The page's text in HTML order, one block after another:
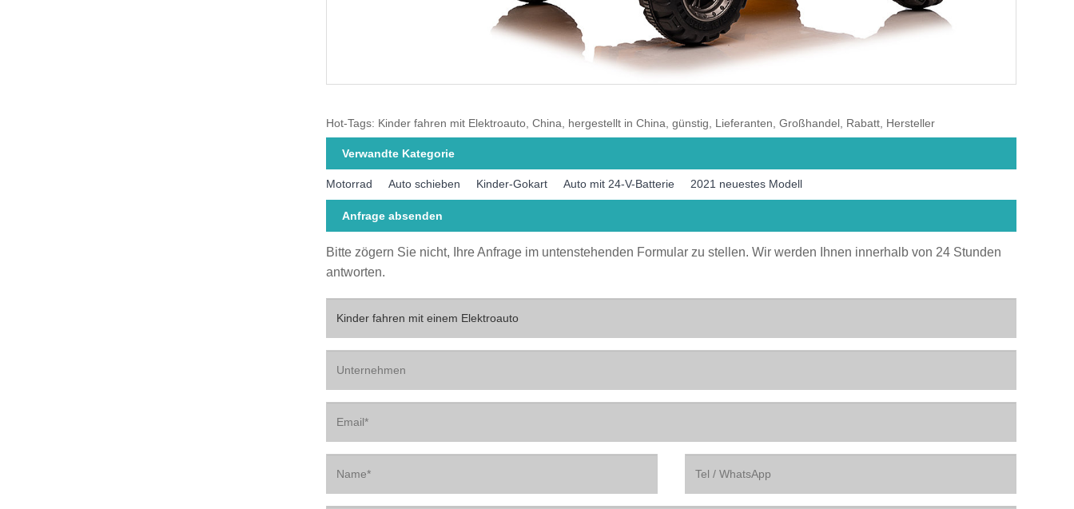
Hot-Tags: Kinder fahren mit Elektroauto, China, hergestellt in China, günstig, Lieferanten, Großhandel, Rabatt, Hersteller
Verwandte Kategorie
Motorrad Auto schieben Kinder-Gokart Auto mit 24-V-Batterie 2021 neuestes Modell
Anfrage absenden
Bitte zögern Sie nicht, Ihre Anfrage im untenstehenden Formular zu stellen. Wir werden Ihnen innerhalb von 24 Stunden
antworten.